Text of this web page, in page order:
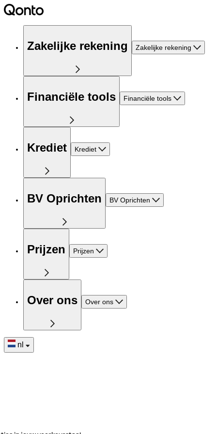
Zakelijke rekening Zakelijke rekening
Financiële tools Financiële tools
Krediet Krediet
BV Oprichten BV Oprichten
Prijzen Prijzen
Over ons Over ons
nl